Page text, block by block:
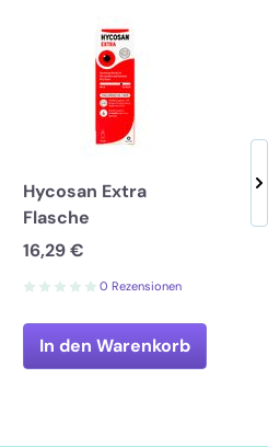
Hycosan Extra
Flasche
16,29 €
0 Rezensionen
In den Warenkorb